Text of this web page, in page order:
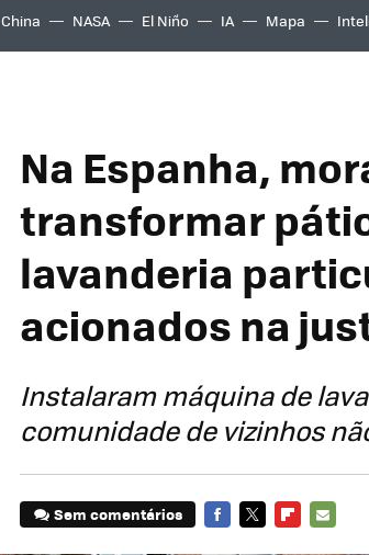
China NASA El Niño IA Mapa
Na Espanha,
transformar
lavanderia
acionados na
Instalaram máquina de
comunidade de vizinhos
Sem comentários